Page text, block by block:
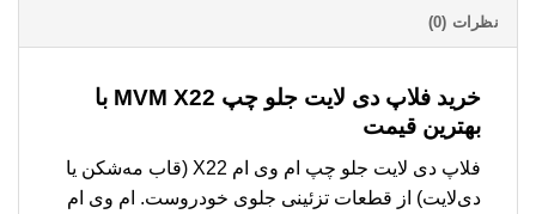
نظرات (0)
خرید فلاپ دی لایت جلو چپ MVM X22 با
بهترین قیمت
فلاپ دی لایت جلو چپ ام وی ام X22 (قاب مه‌شکن یا
دی‌لایت) از قطعات تزئینی جلوی خودروست. ام وی ام